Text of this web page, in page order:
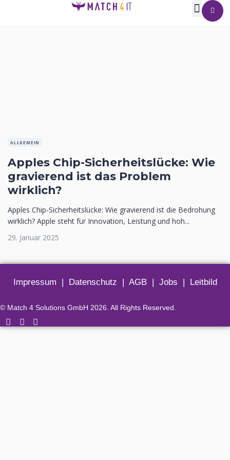
ALLGEMEIN
Apples Chip-Sicherheitslücke: Wie
gravierend ist das Problem
wirklich?
Apples Chip-Sicherheitslücke: Wie gravierend ist die Bedrohung
wirklich? Apple steht für Innovation, Leistung und hoh...
29. Januar 2025
Impressum | Datenschutz | AGB| Jobs | Leitbild
© Match 4 Solutions GmbH 2026. All Rights Reserved.